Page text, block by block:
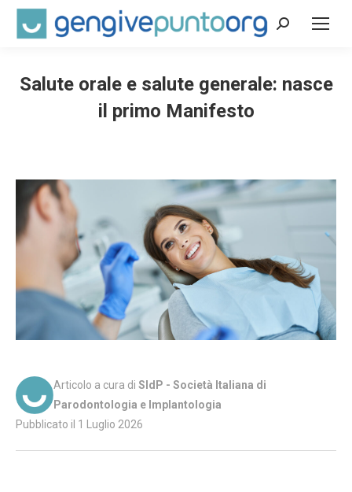
Cerca:
Salute orale e salute generale: nasce
il primo Manifesto
Articolo a cura di SIdP - Società Italiana di
Parodontologia e Implantologia
Pubblicato il 1 Luglio 2026